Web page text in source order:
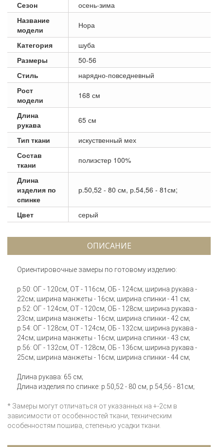
Сезон
осень-зима
Название
модели
Нора
Категория
шуба
Размеры
50-56
Стиль
нарядно-повседневный
Рост
модели
168 см
Длина
рукава
65 см
Тип ткани
искуственный мех
Состав
ткани
полиэстер 100%
Длина
изделия по
спинке
р.50,52 - 80 см, р.54,56 - 81см;
Цвет серый
ОПИСАНИЕ
Ориентировочные замеры по готовому изделию:
р.50: ОГ - 120см, ОТ - 116см, ОБ - 124см; ширина рукава -
22см; ширина манжеты - 16см; ширина спинки - 41 см;
р.52: ОГ - 124см, ОТ - 120см, ОБ - 128см; ширина рукава -
23см; ширина манжеты - 16см; ширина спинки - 42 см;
р.54: ОГ - 128см, ОТ - 124см, ОБ - 132см; ширина рукава -
24см; ширина манжеты - 16см; ширина спинки - 43 см;
р.56: ОГ - 132см, ОТ - 128см, ОБ - 136см; ширина рукава -
25см; ширина манжеты - 16см; ширина спинки - 44 см;
Длина рукава: 65 см;
Длина изделия по спинке: р.50,52 - 80 см, р.54,56 - 81см;
* Замеры могут отличаться от указанных на +-2см в
зависимости от особенностей ткани, техническим
особенностям пошива, степенью усадки ткани.